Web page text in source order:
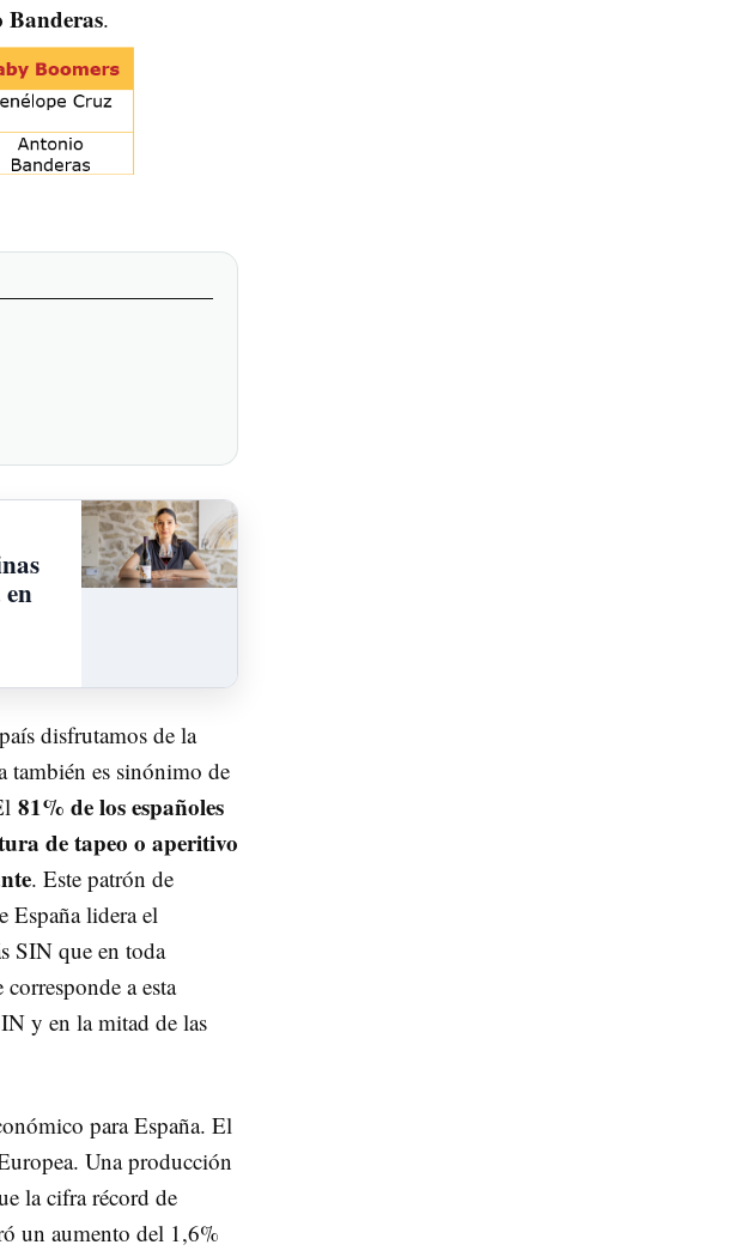
.
disfrutamos de la
también es sinónimo de
81% de los españoles
de tapeo o aperitivo
. Este patrón de
España lidera el
SIN que en toda
a esta
y en la mitad de las
para España. El
Una producción
la cifra récord de
un aumento del 1,6%